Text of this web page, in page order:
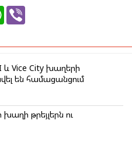
W
s
p
p
r
Vice City խաղերի
են համացանցում
խաղի թրեյլերն ու